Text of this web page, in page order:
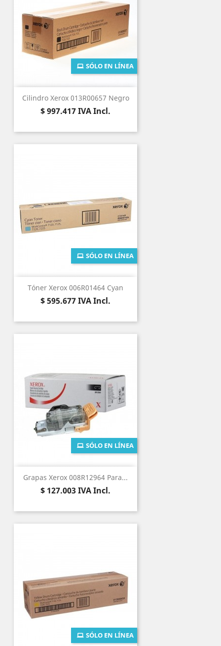
Cilindro Xerox 013R00657 Negro
Precio
$ 997.417IVA Incl.
SÓLO EN LÍNEA
Tóner Xerox 006R01464 Cyan
Precio
$ 595.677IVA Incl.
SÓLO EN LÍNEA
Grapas Xerox 008R12964 Para...
Precio
$ 127.003IVA Incl.
SÓLO EN LÍNEA
SÓLO EN LÍNEA